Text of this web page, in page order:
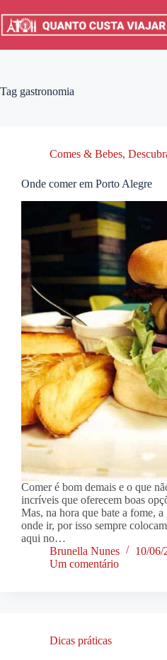
para
Tag gastronomia
Comes & Bebes,
Onde comer em Porto Alegre
Comer é bom demais e o que
incríveis que oferecem boas
Mas, na hora que bate a fome, a
onde ir, por isso sempre
aqui no…
Brunella Nunes
10/06/
Um comentário
Dicas práticas